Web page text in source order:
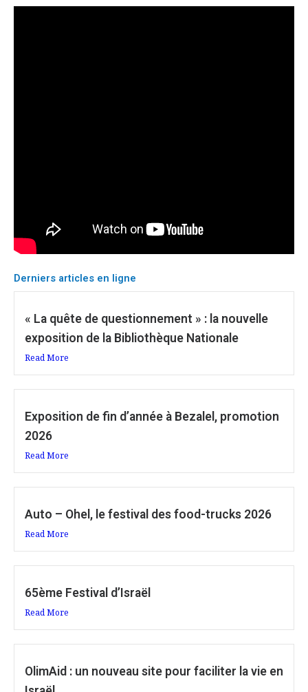
Derniers articles en ligne
« La quête de questionnement » : la nouvelle
exposition de la Bibliothèque Nationale
Read More
Exposition de fin d’année à Bezalel, promotion
2026
Read More
Auto – Ohel, le festival des food-trucks 2026
Read More
65ème Festival d’Israël
Read More
OlimAid : un nouveau site pour faciliter la vie en